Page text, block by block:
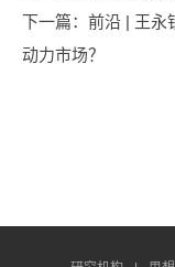
下一篇：前沿 | 王永
动力市场？